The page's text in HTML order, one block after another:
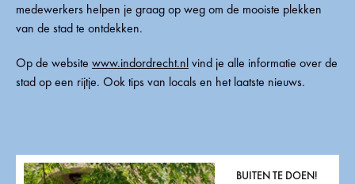
medewerkers helpen je graag op weg om de mooiste plekken
van de stad te ontdekken.
Op de website www.indordrecht.nlvind je alle informatie over de
stad op een rijtje. Ook tips van locals en het laatste nieuws.
BUITEN TE DOEN!